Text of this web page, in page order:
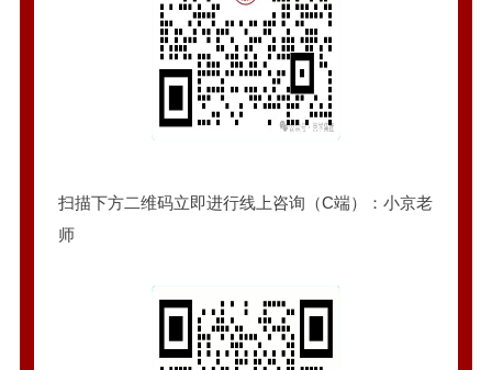
扫描下方二维码立即进行线上咨询（C端）：小京老
师